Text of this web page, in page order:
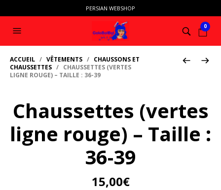
PERSIAN WEBSHOP
0
ACCUEIL / VÊTEMENTS / CHAUSSONS ET
CHAUSSETTES / CHAUSSETTES (VERTES
LIGNE ROUGE) – TAILLE : 36-39
Chaussettes (vertes
ligne rouge) – Taille :
36-39
15,00€